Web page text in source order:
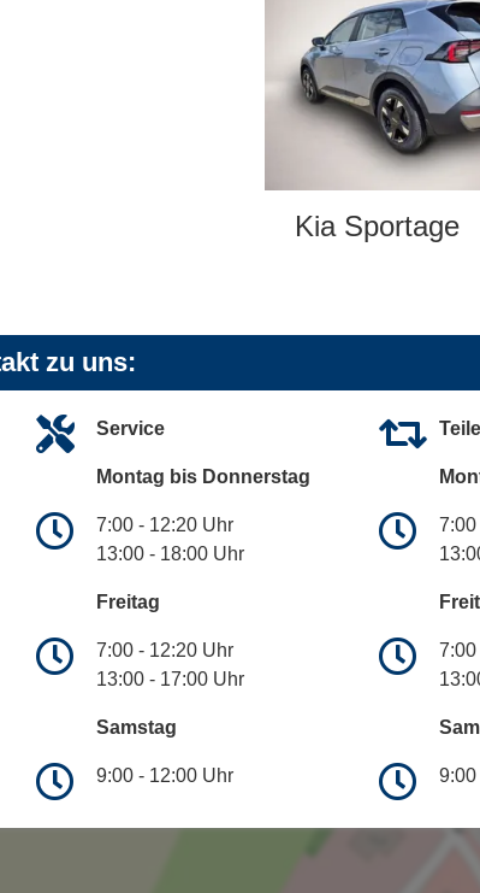
Kia Sportage
zu uns:
Service
Montag bis Donnerstag
7:00 - 12:20 Uhr
13:00 - 18:00 Uhr
Freitag
7:00 - 12:20 Uhr
13:00 - 17:00 Uhr
Samstag
9:00 - 12:00 Uhr
7:00
7:00
9:00